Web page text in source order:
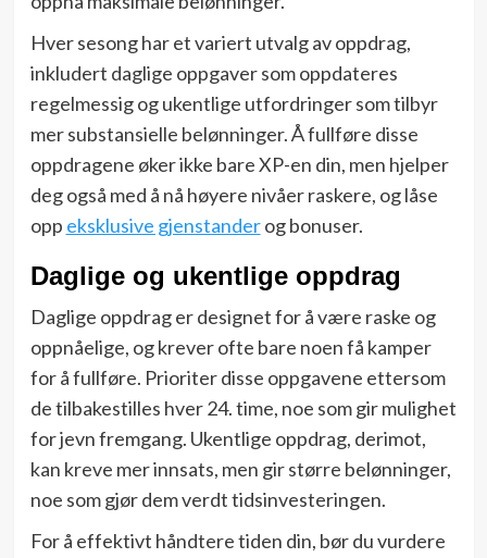
Hver sesong har et variert utvalg av oppdrag,
inkludert daglige oppgaver som oppdateres
regelmessig og ukentlige utfordringer som tilbyr
mer substansielle belønninger. Å fullføre disse
oppdragene øker ikke bare XP-en din, men hjelper
deg også med å nå høyere nivåer raskere, og låse
opp eksklusive gjenstanderog bonuser.
Daglige og ukentlige oppdrag
Daglige oppdrag er designet for å være raske og
oppnåelige, og krever ofte bare noen få kamper
for å fullføre. Prioriter disse oppgavene ettersom
de tilbakestilles hver 24. time, noe som gir mulighet
for jevn fremgang. Ukentlige oppdrag, derimot,
kan kreve mer innsats, men gir større belønninger,
noe som gjør dem verdt tidsinvesteringen.
For å effektivt håndtere tiden din, bør du vurdere